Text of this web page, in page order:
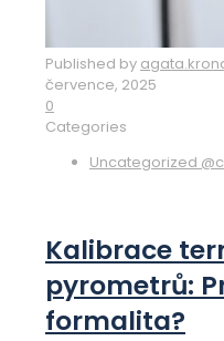
Published by
července, 2025
0
Categories
Uncategorized
Kalibrace
pyrometrů:
formalita?